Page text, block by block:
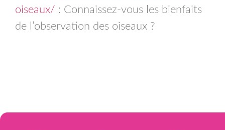
oiseaux/ : Connaissez-vous les bienfaits
de l’observation des oiseaux ?